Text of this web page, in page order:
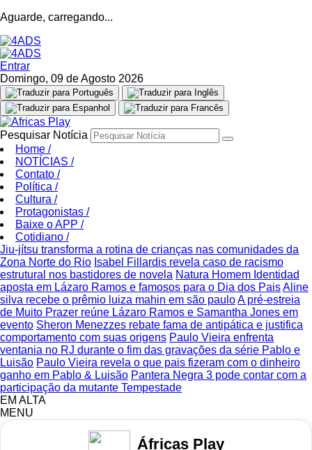
Aguarde, carregando...
Entrar
Domingo, 09 de Agosto 2026
Pesquisar Notícia
Home /
NOTÍCIAS /
Contato /
Política /
Cultura /
Protagonistas /
Baixe o APP /
Cotidiano /
Jiu-jítsu transforma a rotina de crianças nas comunidades da
Zona Norte do Rio Isabel Fillardis revela caso de racismo
estrutural nos bastidores de novela Natura Homem Identidad
aposta em Lázaro Ramos e famosos para o Dia dos PaisAline
silva recebe o prêmio luiza mahin em são pauloA pré-estreia
de Muito Prazer reúne Lázaro Ramos e Samantha Jones em
evento Sheron Menezzes rebate fama de antipática e justifica
comportamento com suas origens Paulo Vieira enfrenta
ventania no RJ durante o fim das gravações da série Pablo e
Luisão Paulo Vieira revela o que pais fizeram com o dinheiro
ganho em Pablo & Luisão Pantera Negra 3 pode contar com a
participação da mutante Tempestade
EM ALTA
MENU
Áfricas Play